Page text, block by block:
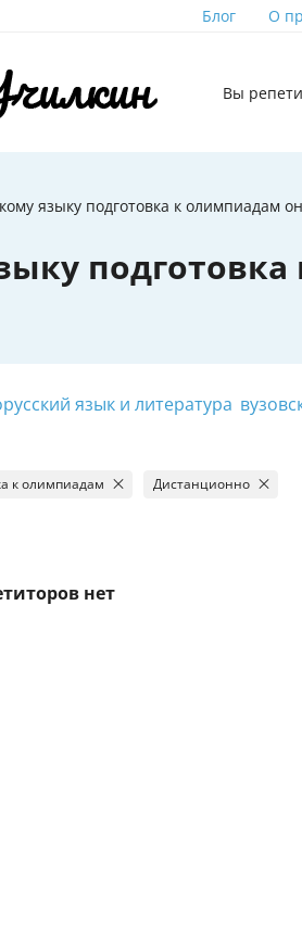
Блог О
Вы
языку подготовка к олимпиадам
подготовка
язык и литература
к олимпиадам Дистанционно
нет